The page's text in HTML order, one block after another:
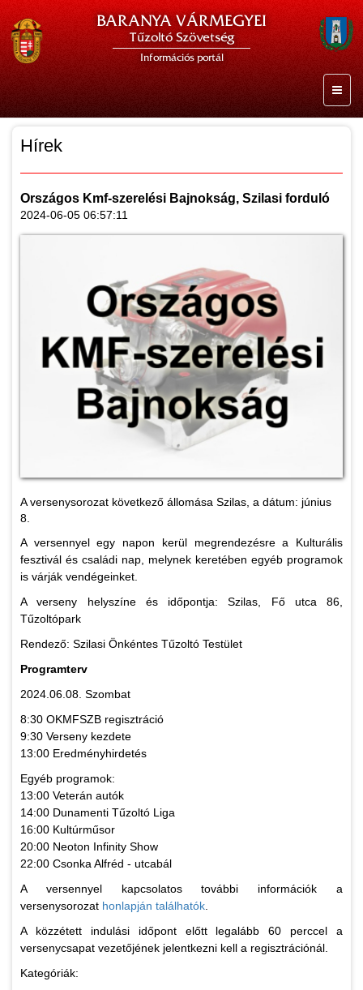
BARANYA VÁRMEGYEI
Tűzoltó Szövetség
Információs portál
Hírek
Országos Kmf-szerelési Bajnokság, Szilasi forduló
2024-06-05 06:57:11
A versenysorozat következő állomása Szilas, a dátum: június
8.
A versennyel egy napon kerül megrendezésre a Kulturális
fesztivál és családi nap, melynek keretében egyéb programok
is várják vendégeinket.
A verseny helyszíne és időpontja: Szilas, Fő utca 86,
Tűzoltópark
Rendező: Szilasi Önkéntes Tűzoltó Testület
Programterv
2024.06.08. Szombat
8:30 OKMFSZB regisztráció
9:30 Verseny kezdete
13:00 Eredményhirdetés
Egyéb programok:
13:00 Veterán autók
14:00 Dunamenti Tűzoltó Liga
16:00 Kultúrműsor
20:00 Neoton Infinity Show
22:00 Csonka Alfréd - utcabál
A versennyel kapcsolatos további információk a
versenysorozat honlapján találhatók
A közzétett indulási időpont előtt legalább 60 perccel a
versenycsapat vezetőjének jelentkezni kell a regisztrációnál.
Kategóriák: